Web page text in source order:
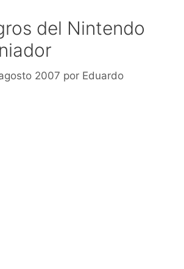
del Nintendo
2007 por Eduardo